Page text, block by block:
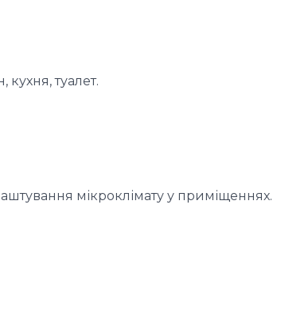
туалет.
мікроклімату у приміщеннях.